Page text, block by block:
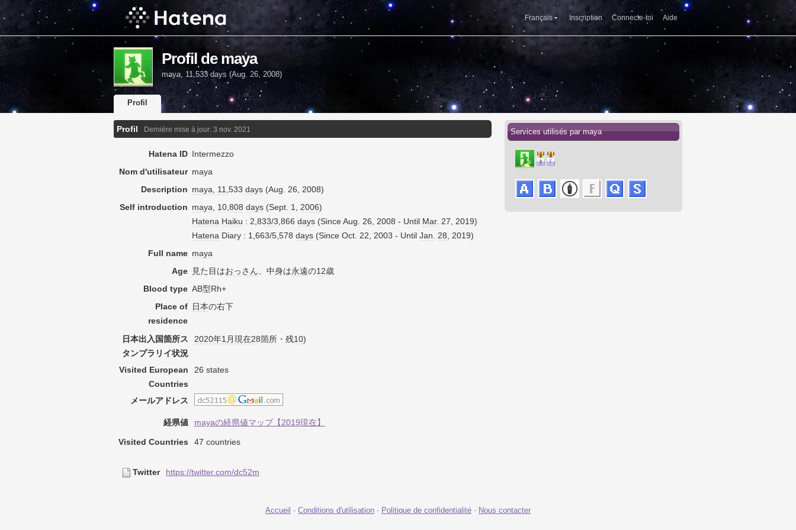
Français Inscription Connecte-toi Aide
Profil de maya
maya, 11,533 days (Aug. 26, 2008)
Profil
Profil Dernière mise à jour: 3 nov. 2021
Hatena ID Intermezzo
Nom d'utilisateur maya
Description maya, 11,533 days (Aug. 26, 2008)
Self introduction maya, 10,808 days (Sept. 1, 2006)
Hatena Haiku : 2,833/3,866 days (Since Aug. 26, 2008 - Until Mar. 27, 2019)
Hatena Diary : 1,663/5,578 days (Since Oct. 22, 2003 - Until Jan. 28, 2019)
Full name maya
Age
見た目はおっさん、中身は永遠の12歳
Blood type AB型Rh+
Place of
residence
日本の右下
日本出入国箇所ス
タンプラリイ状況
2020年1月現在28箇所・残10)
Visited European
Countries
26 states
メールアドレス
経県値 mayaの経県値マップ【2019現在】
Visited Countries 47 countries
Twitter https://twitter.com/dc52m
Services utilisés par maya
Accueil - Conditions d'utilisation - Politique de confidentialité - Nous contacter